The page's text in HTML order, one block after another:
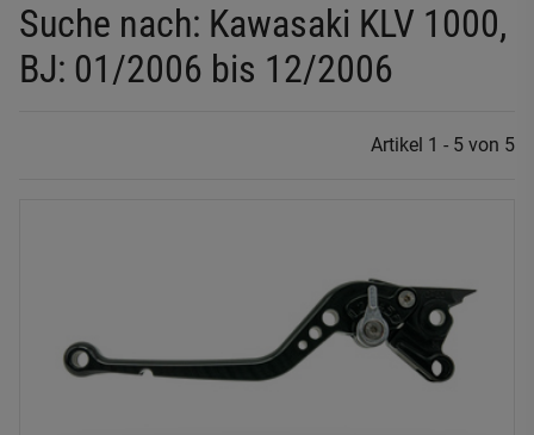
Suche nach: Kawasaki KLV 1000,
BJ: 01/2006 bis 12/2006
Artikel 1 - 5 von 5